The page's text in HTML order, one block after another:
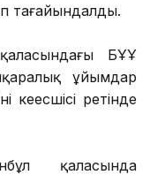
тағайындалды.
БҰҰ
ұйымдар
кеңесшісі ретінде
қаласында